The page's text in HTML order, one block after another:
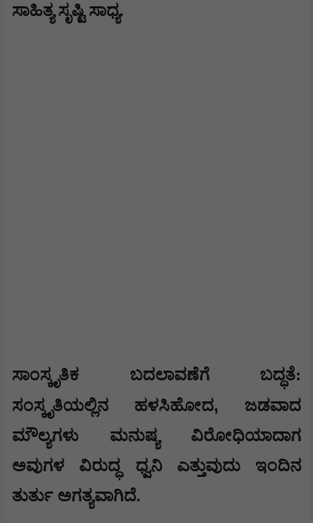
ಸಾಹಿತ್ಯ ಸೃಷ್ಟಿ ಸಾಧ್ಯ.
ಸಾಂಸ್ಕೃತಿಕ ಬದಲಾವಣೆಗೆ ಬದ್ಧತೆ:
ಸಂಸ್ಕೃತಿಯಲ್ಲಿನ ಹಳಸಿಹೋದ, ಜಡವಾದ
ಮೌಲ್ಯಗಳು ಮನುಷ್ಯ ವಿರೋಧಿಯಾದಾಗ
ಅವುಗಳ ವಿರುದ್ಧ ಧ್ವನಿ ಎತ್ತುವುದು ಇಂದಿನ
ತುರ್ತು ಅಗತ್ಯವಾಗಿದೆ.